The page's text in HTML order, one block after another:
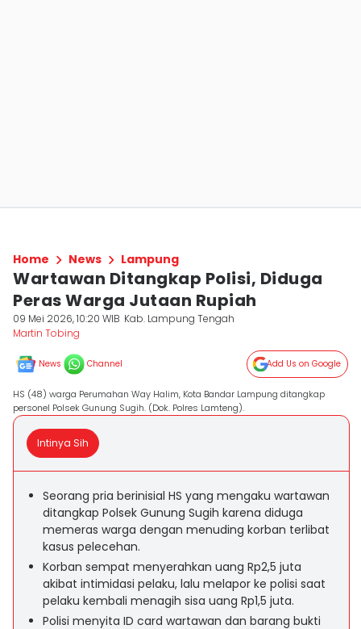
Home News Lampung
Wartawan Ditangkap Polisi, Diduga
Peras Warga Jutaan Rupiah
09 Mei 2026, 10:20 WIB Kab. Lampung Tengah
Martin Tobing
News Channel Add Us on Google
HS (48) warga Perumahan Way Halim, Kota Bandar Lampung ditangkap
personel Polsek Gunung Sugih. (Dok. Polres Lamteng).
Intinya Sih
Seorang pria berinisial HS yang mengaku wartawan
ditangkap Polsek Gunung Sugih karena diduga
memeras warga dengan menuding korban terlibat
kasus pelecehan.
Korban sempat menyerahkan uang Rp2,5 juta
akibat intimidasi pelaku, lalu melapor ke polisi saat
pelaku kembali menagih sisa uang Rp1,5 juta.
Polisi menyita ID card wartawan dan barang bukti